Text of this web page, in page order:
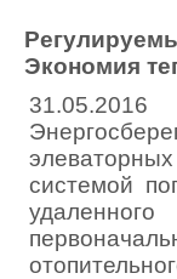
Экономия
31.05.2016
системой